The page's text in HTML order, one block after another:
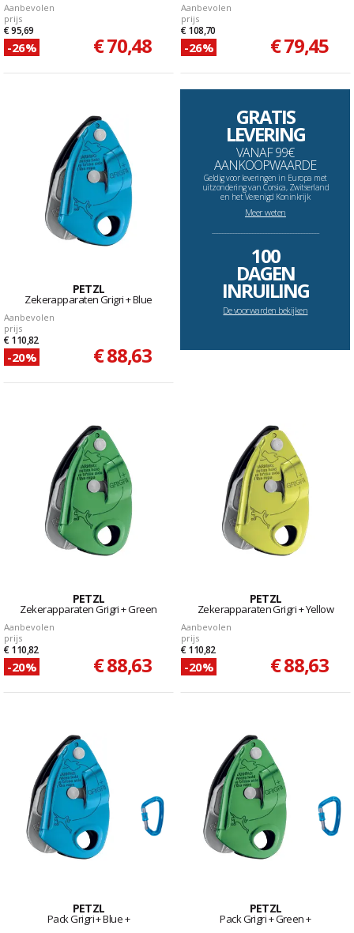
Aanbevolen
prijs
€ 95,69
-26% € 70,48
Aanbevolen
prijs
€ 108,70
-26% € 79,45
PETZL
Zekerapparaten Grigri + Blue
Aanbevolen
prijs
€ 110,82
-20% € 88,63
GRATIS
LEVERING
VANAF 99€
AANKOOPWAARDE
Geldig voor leveringen in Europa met
uitzondering van Corsica, Zwitserland
en het Verenigd Koninkrijk
Meer weten
--------------------------------------------------------------------
100
DAGEN
INRUILING
De voorwarden bekijken
PETZL
Zekerapparaten Grigri + Green
Aanbevolen
prijs
€ 110,82
-20% € 88,63
PETZL
Zekerapparaten Grigri + Yellow
Aanbevolen
prijs
€ 110,82
-20% € 88,63
PETZL
Pack Grigri + Blue +
PETZL
Pack Grigri + Green +